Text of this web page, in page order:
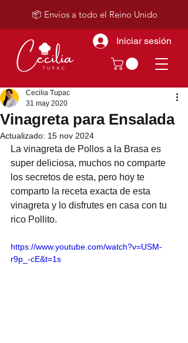
Iniciar sesión
📦 Envíos a todo el Reino Unido
Vinagreta para Ensalada
Cecilia Tupac
31 may 2020
Actualizado: 15 nov 2024
La vinagreta de Pollos a la Brasa es
super deliciosa, muchos no comparte
los secretos de esta, pero hoy te
comparto la receta exacta de esta
vinagreta y lo disfrutes en casa con tu
rico Pollito.
https://www.youtube.com/watch?v=USM-
r9p_-cE&t=1s